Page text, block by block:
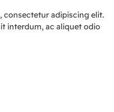
consectetur adipiscing elit.
interdum, ac aliquet odio